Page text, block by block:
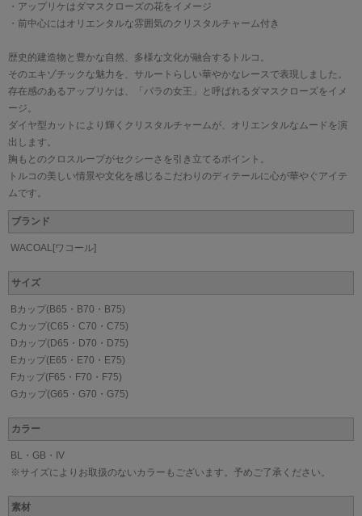
・アップリケはダマスクローズの花をイメージ
・前中心にはオリエンタルな雰囲気のクリスタルチャーム付き
歴史的建造物と豊かな自然、多様な文化が融合するトルコ。
そのエキゾチックな魅力を、サルートらしい華やかなレースで表現しました。
存在感のあるアップリケは、「バラの女王」と呼ばれるダマスクローズをイメ
ージ。
ダイヤ型カットにより輝くクリスタルチャームが、オリエンタルなムードを演
出します。
胸もとのクロスループがセクシーさを引き立てるポイント。
トルコの美しい情景や文化を感じるこだわりのディテールに心が華やぐアイテ
ムです。
ブランド
WACOAL[ワコール]
サイズ
Bカップ(B65・B70・B75)
Cカップ(C65・C70・C75)
Dカップ(D65・D70・D75)
Eカップ(E65・E70・E75)
Fカップ(F65・F70・F75)
Gカップ(G65・G70・G75)
カラー
BL・GB・IV
※サイズによりお取扱のないカラーもございます。予めご了承ください。
素材